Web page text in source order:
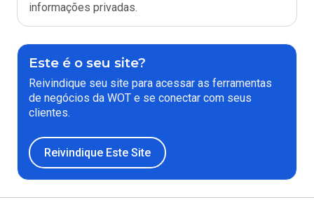
informações privadas.
Este é o seu site?
Reivindique seu site para acessar as ferramentas
de negócios da WOT e se conectar com seus
clientes.
Reivindique Este Site